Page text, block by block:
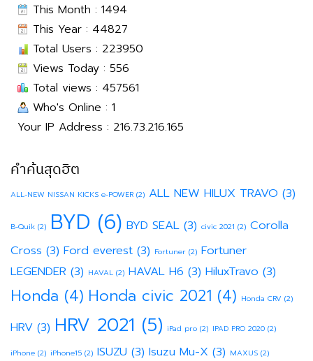
This Month : 1494
This Year : 44827
Total Users : 223950
Views Today : 556
Total views : 457561
Who's Online : 1
Your IP Address : 216.73.216.165
คำค้นสุดฮิต
ALL-NEW NISSAN KICKS e-POWER (2) ALL NEW HILUX TRAVO (3)
B-Quik (2) BYD (6) BYD SEAL (3) civic 2021 (2) Corolla
Cross (3) Ford everest (3) Fortuner (2) Fortuner
LEGENDER (3) HAVAL (2) HAVAL H6 (3) HiluxTravo (3)
Honda (4) Honda civic 2021 (4) Honda CRV (2)
HRV (3) HRV 2021 (5) iPad pro (2) IPAD PRO 2020 (2)
iPhone (2) iPhone15 (2) ISUZU (3) Isuzu Mu-X (3) MAXUS (2)